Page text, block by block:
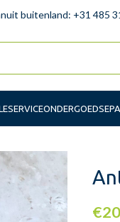
buitenland: +31 485
SERVICEONDERGOED
€